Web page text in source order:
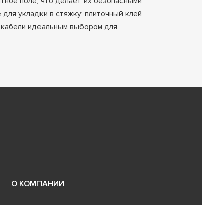
укладки в стяжку, плиточный клей
идеальным выбором для
О КОМПАНИИ